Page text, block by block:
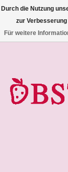
0 / €0,00
Durch die Nutzung
zur
Für weitere